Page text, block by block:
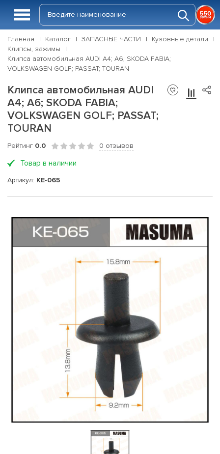
Главная Каталог ЗАПАСНЫЕ ЧАСТИ
Кузовные детали
Клипсы, зажимы
Клипса автомобильная AUDI A4; A6; SKODA FABIA;
VOLKSWAGEN GOLF; PASSAT; TOURAN
Клипса автомобильная AUDI
A4; A6; SKODA FABIA;
VOLKSWAGEN GOLF; PASSAT;
TOURAN
Рейтинг 0.0 0 отзывов
Товар в наличии
Артикул: KE-065